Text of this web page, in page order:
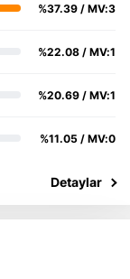
%37.39 / MV:3
%22.08 / MV:1
%20.69 / MV:1
%11.05 / MV:0